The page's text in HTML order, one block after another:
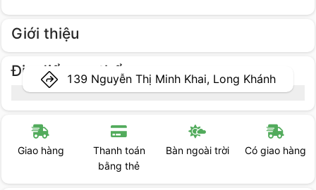
Giới thiệu
Địa điểm cụ thể139 Nguyễn Thị Minh Khai, Long Khánh
Thanh toán
Bàn ngoài trời Có giao hàng Giữ xe máy